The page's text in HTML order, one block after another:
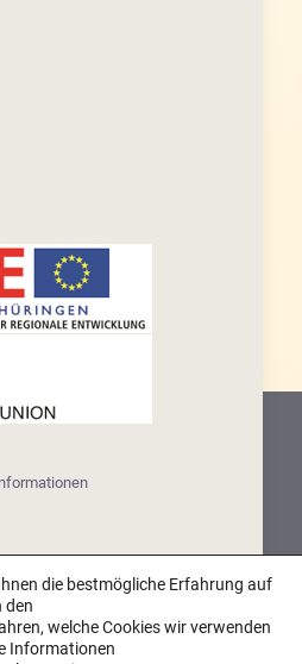
- Leckerleben |powered by
pixelway
die bestmögliche Erfahrung auf
den
welche Cookies wir verwenden
Informationen